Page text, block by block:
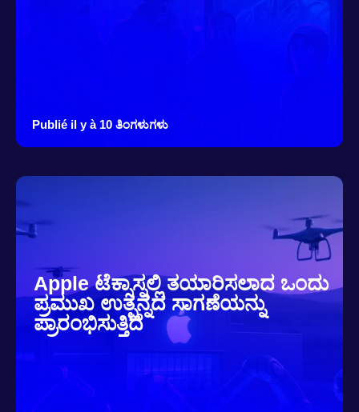
Publié il y à 10 ತಿಂಗಳುಗಳು
Apple ಟೆಕ್ಸಾಸ್ನಲ್ಲಿ ತಯಾರಿಸಲಾದ ಒಂದು
ಪ್ರಮುಖ ಉತ್ಪನ್ನದ ಸಾಗಣೆಯನ್ನು
ಪ್ರಾರಂಭಿಸುತ್ತಿದೆ